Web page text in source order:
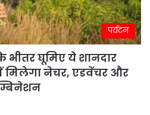
पर्यटन
घूमिए ये शानदार
मिलेगा नेचर, एडवेंचर और